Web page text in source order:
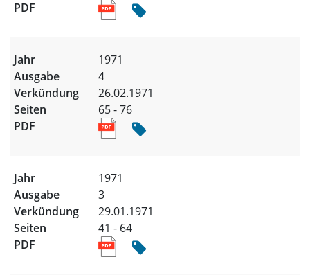
1971
4
26.02.1971
65 - 76
1971
3
29.01.1971
41 - 64